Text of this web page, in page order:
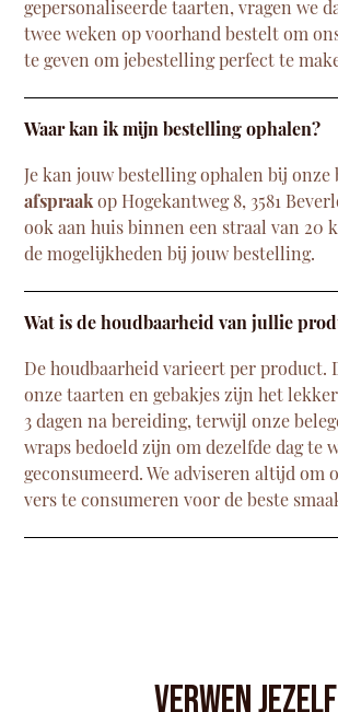
gepersonaliseerde taarten, vragen we
twee weken op voorhand bestelt om
te geven om jebestelling perfect te
Waar kan ik mijn bestelling ophalen?
Je kan jouw bestelling ophalen bij
afspraakop Hogekantweg 8, 3581
ook aan huis binnen een straal van 20
de mogelijkheden bij jouw bestelling.
Wat is de houdbaarheid van jullie
De houdbaarheid varieert per product.
onze taarten en gebakjes zijn het
3 dagen na bereiding, terwijl onze
wraps bedoeld zijn om dezelfde dag te
geconsumeerd. We adviseren altijd om
vers te consumeren voor de beste
Verwen jezelf